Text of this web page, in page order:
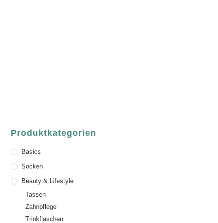
Produktkategorien
Basics
Socken
Beauty & Lifestyle
Tassen
Zahnpflege
Trinkflaschen